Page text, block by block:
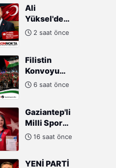
Ali
Yüksel'den
Çiftçiye
"Üretici
Güçlenmeden
Türkiye
2 saat önce
Filistin
Konvoyu
Gazianteplilerle
6 saat önce
Gaziantep'li
Milli Sporcu
İdil Ceylin
İkincisi
16 saat önce
YENİ PARTİ